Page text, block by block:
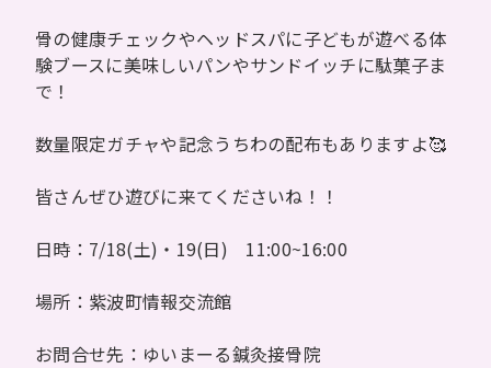
骨の健康チェックやヘッドスパに子どもが遊べる体
験ブースに美味しいパンやサンドイッチに駄菓子ま
で！
数量限定ガチャや記念うちわの配布もありますよ🥰
皆さんぜひ遊びに来てくださいね！！
日時：7/18(土)・19(日) 11:00~16:00
場所：紫波町情報交流館
お問合せ先：ゆいまーる鍼灸接骨院